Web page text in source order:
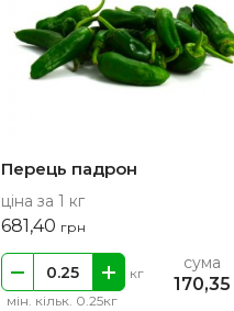
Перець падрон
ціна за 1 кг
681,40 грн
мін. кільк. 0.25кг
кг сума
170,35